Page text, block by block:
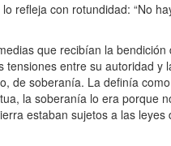
refleja con rotundidad: “No
que recibían la bendición
tensiones entre su autoridad y
de soberanía. La definía
la soberanía lo era porque
estaban sujetos a las leyes